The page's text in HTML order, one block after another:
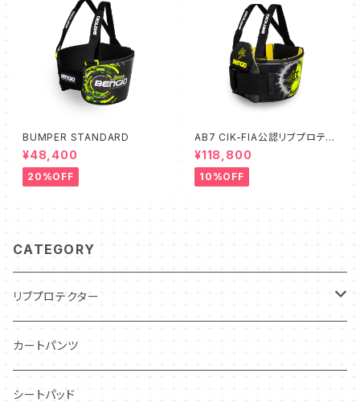
BUMPER STANDARD
¥48,400
20%OFF
AB7 CIK-FIA公認リブプロテク
ター
¥118,800
10%OFF
CATEGORY
リブプロテクター
インドア・レンタルカート用
レーシングカート用
カートパンツ
シートパッド